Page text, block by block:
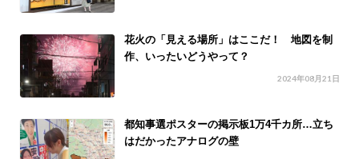
花火の「見える場所」はここだ！ 地図を制
作、いったいどうやって？
2024年08月21日
都知事選ポスターの掲示板1万4千カ所…立ち
はだかったアナログの壁